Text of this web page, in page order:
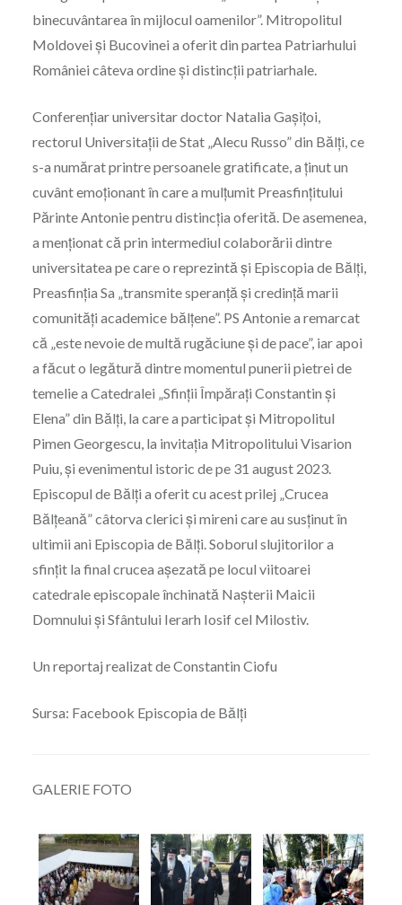
binecuvântarea în mijlocul oamenilor”. Mitropolitul
Moldovei şi Bucovinei a oferit din partea Patriarhului
României câteva ordine şi distincţii patriarhale.
Conferenţiar universitar doctor Natalia Gaşiţoi,
rectorul Universitații de Stat „Alecu Russo” din Bălți, ce
s-a numărat printre persoanele gratificate, a ţinut un
cuvânt emoţionant în care a mulţumit Preasfinţitului
Părinte Antonie pentru distincţia oferită. De asemenea,
a menţionat că prin intermediul colaborării dintre
universitatea pe care o reprezintă şi Episcopia de Bălţi,
Preasfinţia Sa „transmite speranţă şi credinţă marii
comunităţi academice bălţene”. PS Antonie a remarcat
că „este nevoie de multă rugăciune şi de pace”, iar apoi
a făcut o legătură dintre momentul punerii pietrei de
temelie a Catedralei „Sfinţii Împăraţi Constantin şi
Elena” din Bălţi, la care a participat şi Mitropolitul
Pimen Georgescu, la invitaţia Mitropolitului Visarion
Puiu, şi evenimentul istoric de pe 31 august 2023.
Episcopul de Bălţi a oferit cu acest prilej „Crucea
Bălţeană” câtorva clerici şi mireni care au susţinut în
ultimii ani Episcopia de Bălţi. Soborul slujitorilor a
sfinţit la final crucea aşezată pe locul viitoarei
catedrale episcopale închinată Naşterii Maicii
Domnului şi Sfântului Ierarh Iosif cel Milostiv.
Un reportaj realizat de Constantin Ciofu
Sursa: Facebook Episcopia de Bălți
GALERIE FOTO